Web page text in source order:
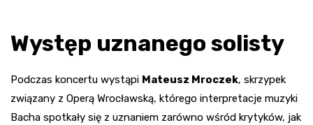
Występ uznanego solisty
Podczas koncertu wystąpi Mateusz Mroczek, skrzypek
związany z Operą Wrocławską, którego interpretacje muzyki
Bacha spotkały się z uznaniem zarówno wśród krytyków, jak